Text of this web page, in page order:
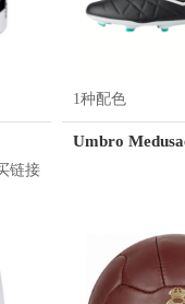
链接
1种配色